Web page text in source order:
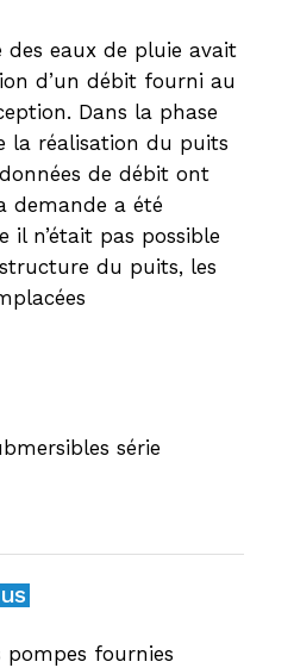
des eaux de pluie avait
d’un débit fourni au
Dans la phase
la réalisation du puits
de débit ont
demande a été
il n’était pas possible
du puits, les
série
fournies